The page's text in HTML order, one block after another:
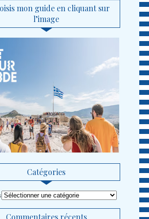
mon guide en cliquant sur
l’image
Catégories
Commentaires récents